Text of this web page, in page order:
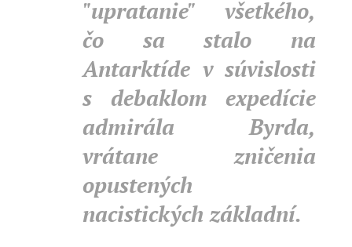
"upratanie" všetkého,
čo sa stalo na
Antarktíde v súvislosti
s debaklom expedície
admirála Byrda,
vrátane zničenia
opustených
nacistických základní.